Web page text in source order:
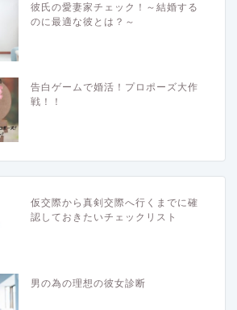
彼氏の愛妻家チェック！～結婚する
のに最適な彼とは？～
告白ゲームで婚活！プロポーズ大作
戦！！
仮交際から真剣交際へ行くまでに確
認しておきたいチェックリスト
男の為の理想の彼女診断